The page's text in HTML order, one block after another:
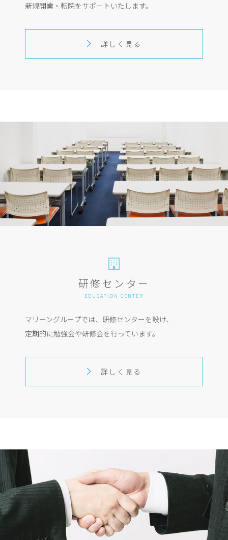
新規開業・転院をサポートいたします。
詳しく見る
研修センター
EDUCATION CENTER
マリーングループでは、研修センターを設け、
定期的に勉強会や研修会を行っています。
詳しく見る